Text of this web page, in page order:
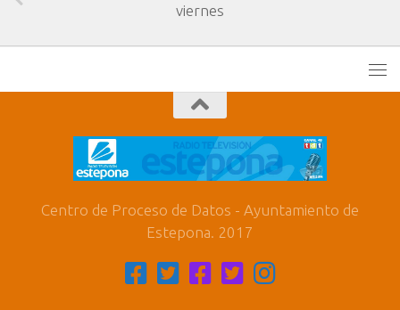
viernes
Centro de Proceso de Datos - Ayuntamiento de
Estepona. 2017